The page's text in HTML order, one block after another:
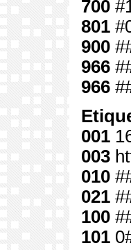
700
801
900
966
966
001
003
010
021
100
101